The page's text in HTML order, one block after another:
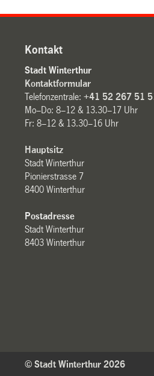
Kontakt
Stadt Winterthur
Kontaktformular
Telefonzentrale:+41 52 267 51
Mo–Do: 8–12 & 13.30–17 Uhr
Fr: 8–12 & 13.30–16 Uhr
Hauptsitz
Stadt Winterthur
Pionierstrasse 7
8400 Winterthur
Postadresse
Stadt Winterthur
8403 Winterthur
© Stadt Winterthur 2026